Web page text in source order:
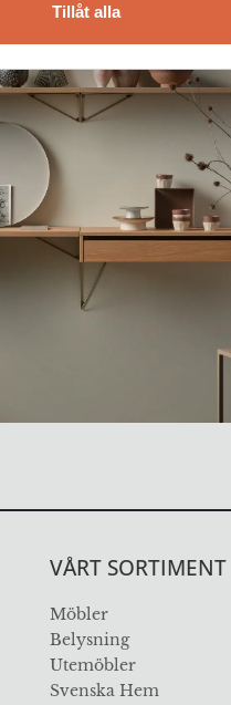
Tillåt alla
VÅRT SORTIMENT
Möbler
Belysning
Utemöbler
Svenska Hem